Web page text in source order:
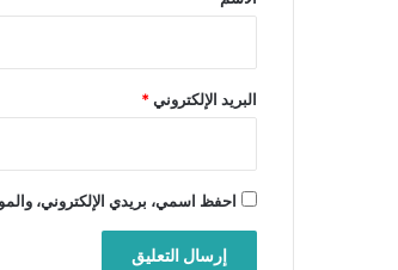
البريد الإلكتروني*
احفظ اسمي، بريدي الإلكتروني،